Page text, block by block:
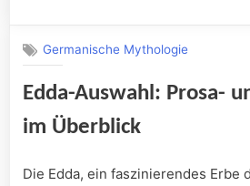
Germanische Mythologie
Edda-Auswahl: Prosa-
im Überblick
Die Edda, ein faszinierendes Erbe